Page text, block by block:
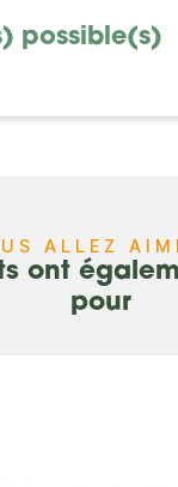
possible(s)
ALLEZ
ont
pour